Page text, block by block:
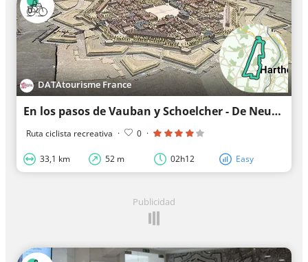
DATAtourisme France
En los pasos de Vauban y Schoelcher - De Neuf-Brisach a Fessenheim
Ruta ciclista recreativa · 0 ·
33,1 km 52 m 02h12 Easy
Publicidad